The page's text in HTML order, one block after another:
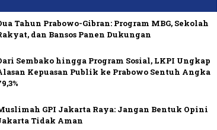
Tahun Prabowo-Gibran: Program MBG, Sekolah
dan Bansos Panen Dukungan
Sembako hingga Program Sosial, LKPI Ungkap
Kepuasan Publik ke Prabowo Sentuh Angka
GPI Jakarta Raya: Jangan Bentuk Opini
Tidak Aman